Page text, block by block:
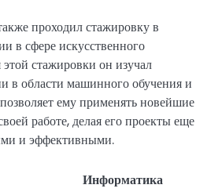
проходил стажировку в
в сфере искусственного
стажировки он изучал
в области машинного обучения и
ему применять новейшие
работе, делая его проекты еще
и эффективными.
Информатика